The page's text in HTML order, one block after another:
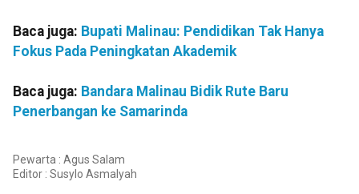
Baca juga: Bupati Malinau: Pendidikan Tak Hanya
Fokus Pada Peningkatan Akademik
Baca juga: Bandara Malinau Bidik Rute Baru
Penerbangan ke Samarinda
Pewarta : Agus Salam
Editor : Susylo Asmalyah